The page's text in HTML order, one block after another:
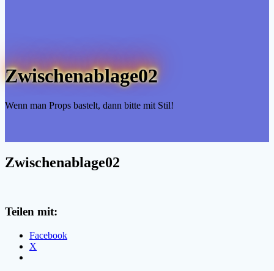
Zwischenablage02
Wenn man Props bastelt, dann bitte mit Stil!
Zwischenablage02
Teilen mit:
Facebook
X